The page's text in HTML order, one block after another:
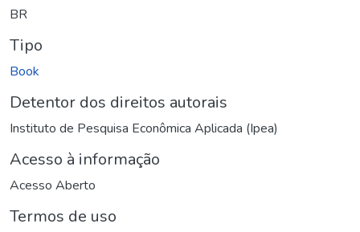
BR
Tipo
Book
Detentor dos direitos autorais
Instituto de Pesquisa Econômica Aplicada (Ipea)
Acesso à informação
Acesso Aberto
Termos de uso